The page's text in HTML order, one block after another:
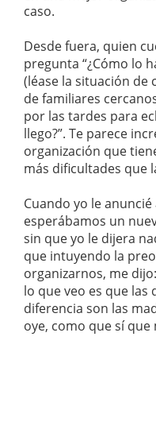
caso.
Desde fuera, quien
pregunta “¿Cómo lo
(léase la situación de
de familiares
por las tardes para
llego?”. Te parece
organización que
más dificultades que
Cuando yo le
esperábamos un
sin que yo le dijera
que intuyendo la
organizarnos, me
lo que veo es que las
diferencia son las
oye, como que sí